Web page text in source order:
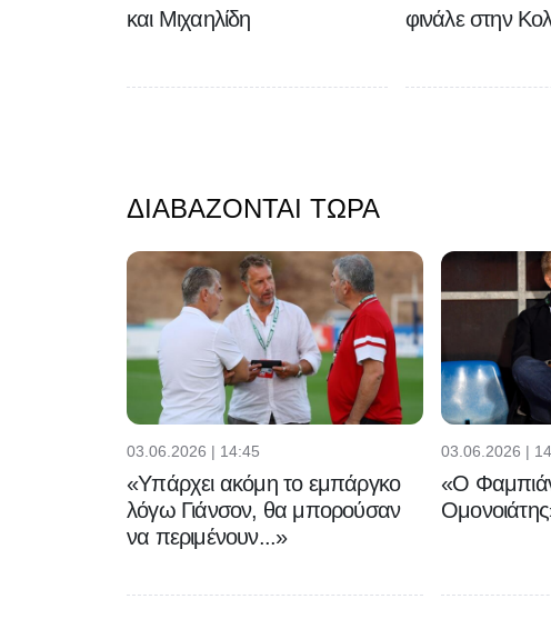
και Μιχαηλίδη
φινάλε στην
ΔΙΑΒΆΖΟΝΤΑΙ ΤΏΡΑ
03.06.2026 | 14:45
«Υπάρχει ακόμη το εμπάργκο
λόγω Γιάνσον, θα μπορούσαν
να περιμένουν...»
03.06.2026 |
«Ο